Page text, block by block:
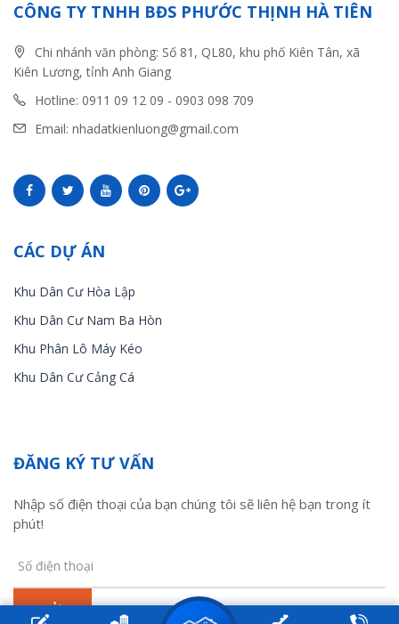
CÔNG TY TNHH BĐS PHƯỚC THỊNH HÀ TIÊN
Chi nhánh văn phòng: Số 81, QL80, khu phố Kiên Tân, xã
Kiên Lương, tỉnh Anh Giang
Hotline: 0911 09 12 09 - 0903 098 709
Email: nhadatkienluong@gmail.com
CÁC DỰ ÁN
Khu Dân Cư Hòa Lập
Khu Dân Cư Nam Ba Hòn
Khu Phân Lô Máy Kéo
Khu Dân Cư Cảng Cá
ĐĂNG KÝ TƯ VẤN
Nhập số điện thoại của bạn chúng tôi sẽ liên hệ bạn trong ít
phút!